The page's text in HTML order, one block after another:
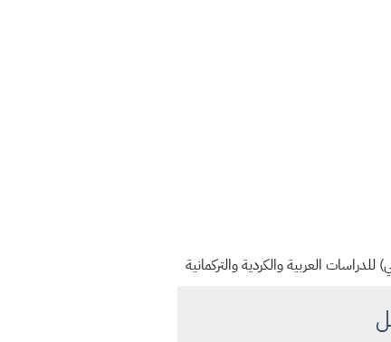
العربية والكردية والتركمانية